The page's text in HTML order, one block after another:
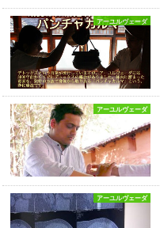
アーユルヴェーダ
アーユルヴェーダ
アーユルヴェーダ